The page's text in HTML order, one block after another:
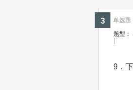
3
题型：
|
单选题
9．